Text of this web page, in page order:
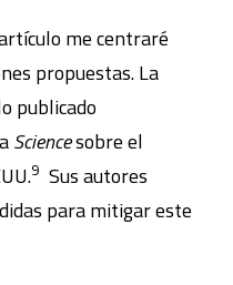
me centraré
propuestas. La
publicado
Sciencesobre el
9 Sus autores
para mitigar este